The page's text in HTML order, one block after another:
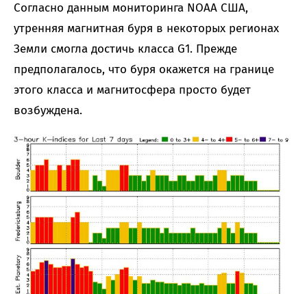
Согласно данным мониторинга NOAA США,
утренняя магнитная буря в некоторых регионах
Земли смогла достичь класса G1. Прежде
предполагалось, что буря окажется на границе
этого класса и магнитосфера просто будет
возбуждена.